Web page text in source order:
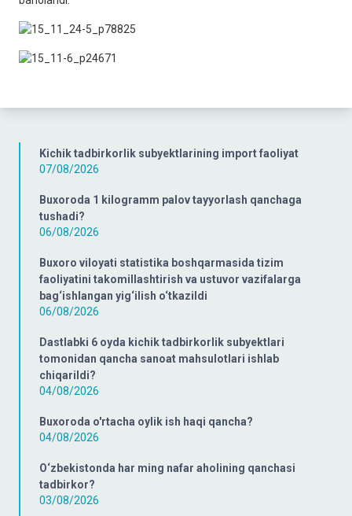
Kichik tadbirkorlik subyektlarining import faoliyat
07/08/2026
Buxoroda 1 kilogramm palov tayyorlash qanchaga
tushadi?
06/08/2026
Buxoro viloyati statistika boshqarmasida tizim
faoliyatini takomillashtirish va ustuvor vazifalarga
bag‘ishlangan yig‘ilish o‘tkazildi
06/08/2026
Dastlabki 6 oyda kichik tadbirkorlik subyektlari
tomonidan qancha sanoat mahsulotlari ishlab
chiqarildi?
04/08/2026
Buxoroda o'rtacha oylik ish haqi qancha?
04/08/2026
O‘zbekistonda har ming nafar aholining qanchasi
tadbirkor?
03/08/2026